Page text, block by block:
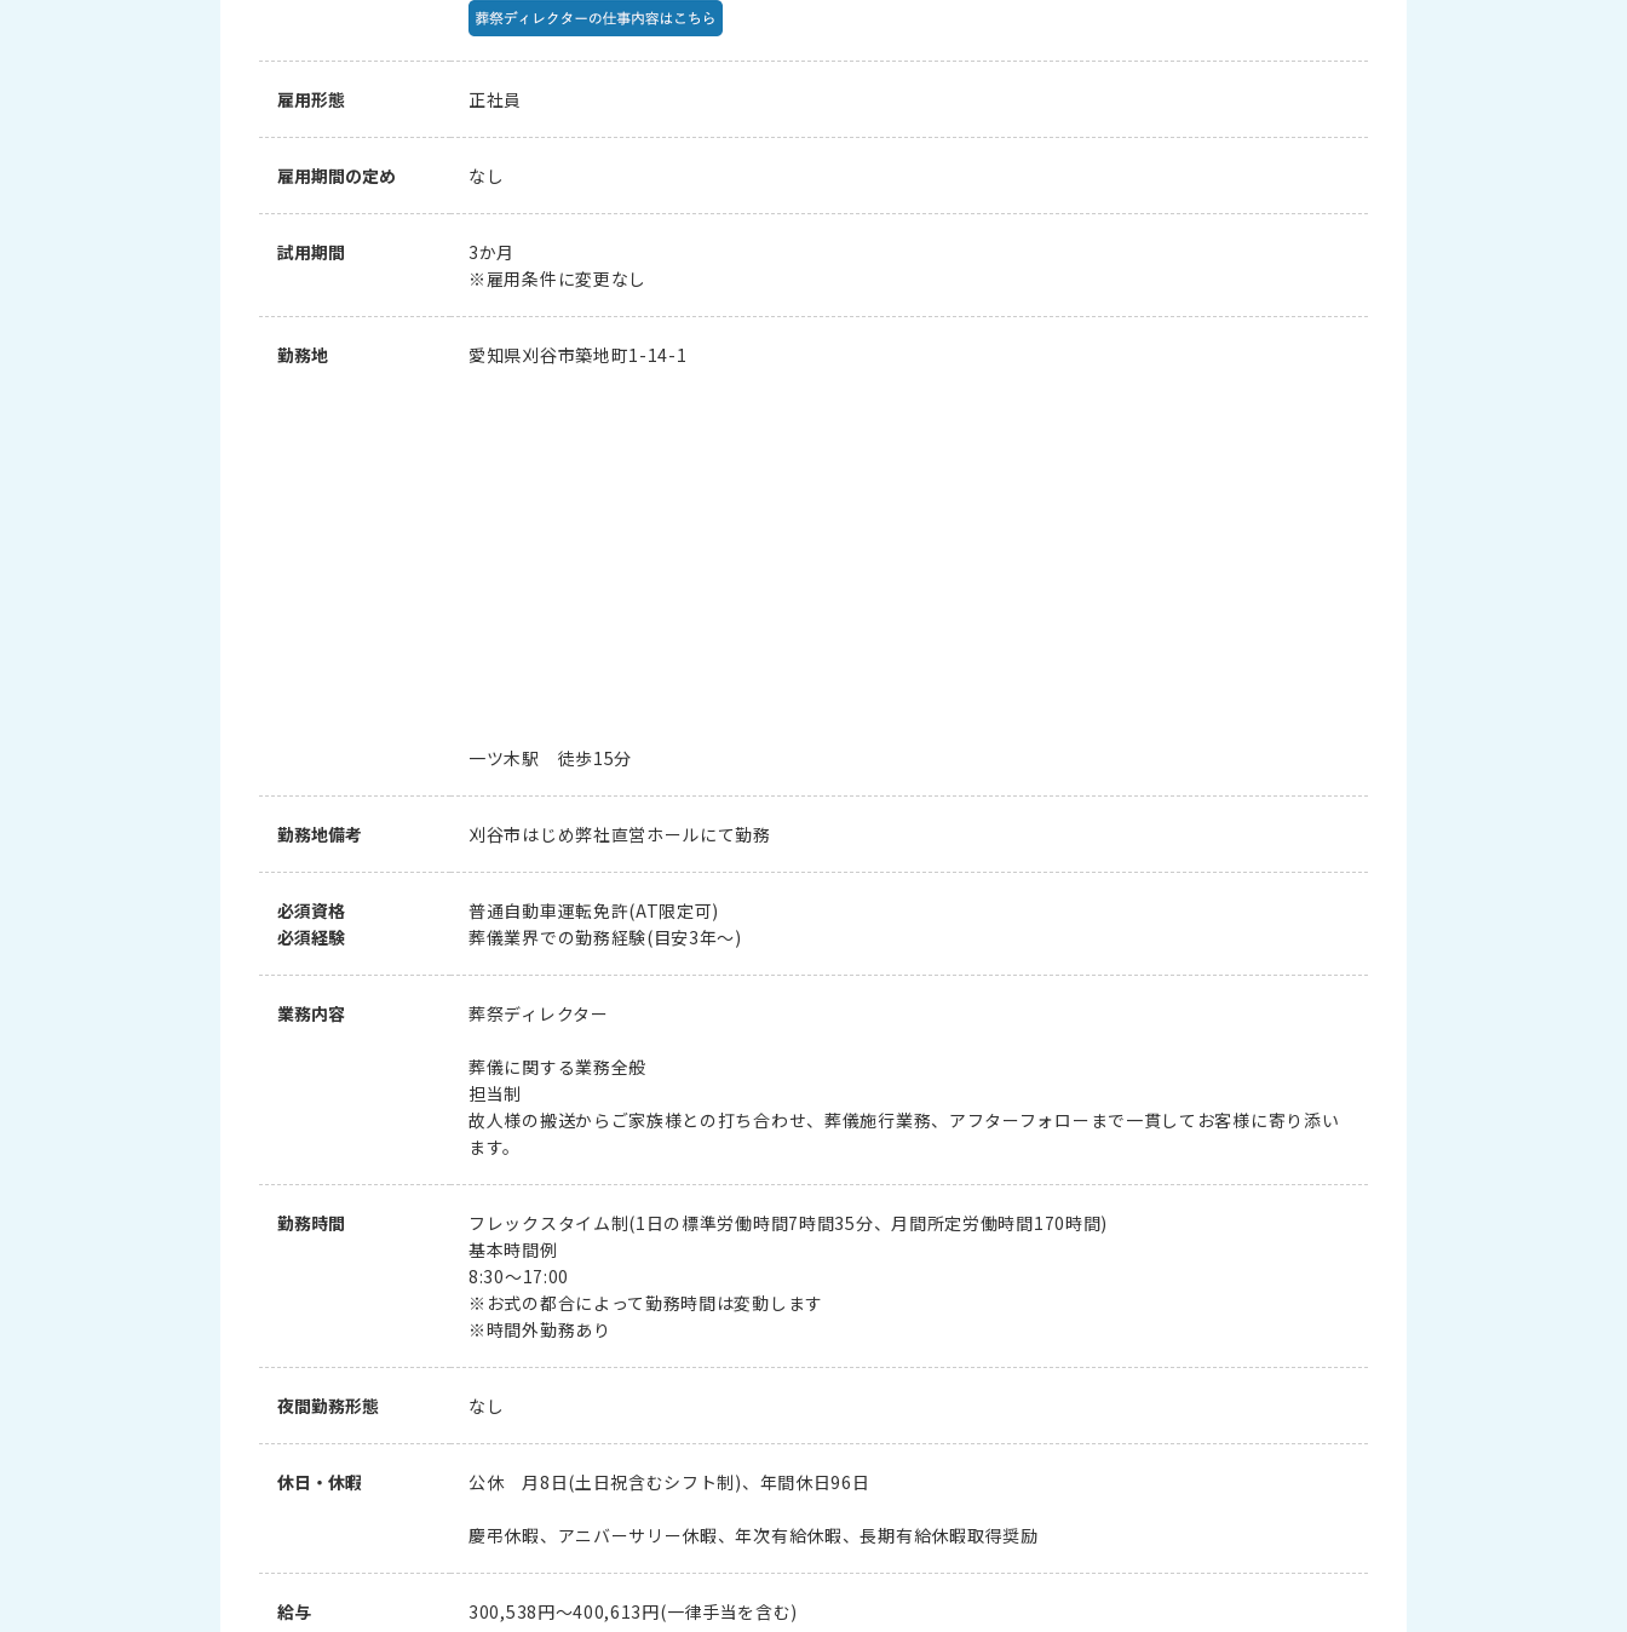
雇用形態 正社員
雇用期間の定め なし
試用期間
3か月
※雇用条件に変更なし
勤務地 愛知県刈谷市築地町1-14-1
一ツ木駅 徒歩15分
勤務地備考 刈谷市はじめ弊社直営ホールにて勤務
必須資格
必須経験
普通自動車運転免許(AT限定可)
葬儀業界での勤務経験(目安3年～)
業務内容 葬祭ディレクター
葬儀に関する業務全般
担当制
故人様の搬送からご家族様との打ち合わせ、葬儀施行業務、アフターフォローまで一貫してお客様に寄り添い
ます。
勤務時間
フレックスタイム制(1日の標準労働時間7時間35分、月間所定労働時間170時間)
基本時間例
8:30～17:00
※お式の都合によって勤務時間は変動します
※時間外勤務あり
夜間勤務形態 なし
休日・休暇 公休 月8日(土日祝含むシフト制)、年間休日96日
慶弔休暇、アニバーサリー休暇、年次有給休暇、長期有給休暇取得奨励
給与 300,538円～400,613円(一律手当を含む)